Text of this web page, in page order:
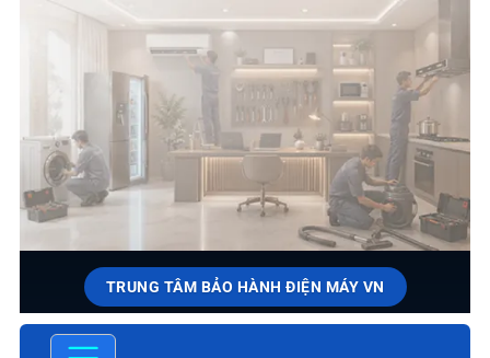
TRUNG TÂM BẢO HÀNH ĐIỆN MÁY VN
SỬA CHỮA & BẢO HÀNH TEKA